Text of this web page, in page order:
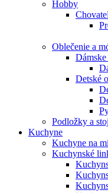
Hobby
Oblečenie a
Detské
Podložky a
Kuchyne
Kuchyne na
Kuchynské